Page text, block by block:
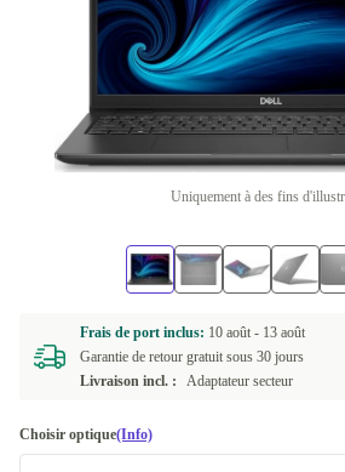
Uniquement à des fins
Frais de port inclus: 10 août - 13 août
Garantie de retour gratuit sous 30 jours
Livraison incl. :
Adaptateur secteur
Choisir optique(Info)